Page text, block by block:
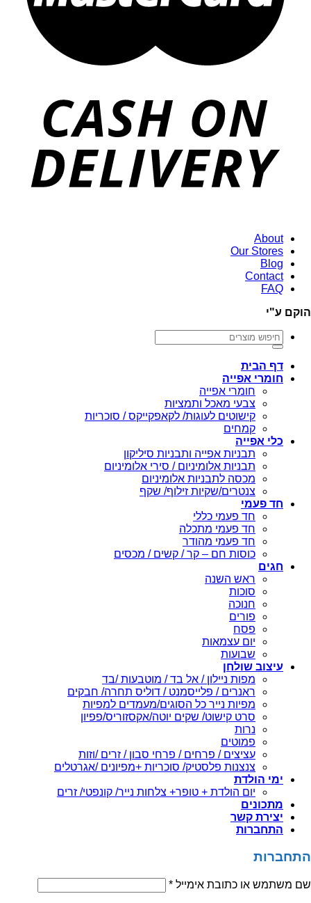
About
Our Stores
Blog
Contact
FAQ
הוקם ע"י
חיפוש
עבור:
דף הבית
חומרי אפייה
חומרי אפייה
צבעי מאכל ותמציות
קישוטים לעוגות/ לקאפקייקס / סוכריות
קמחים
כלי אפייה
תבניות אפייה ותבניות סיליקון
תבניות אלומיניום / סירי אלומיניום
מכסה לתבניות אלומיניום
צנטרים/שקיות זילוף/ שקף
חד פעמי
חד פעמי כללי
חד פעמי מתכלה
חד פעמי מהודר
כוסות חם – קר / קשים / מכסים
חגים
ראש השנה
סוכות
חנוכה
פורים
פסח
יום עצמאות
שבועות
עיצוב שולחן
מפות ניילון / אל בד / מוטבעות /בד
ראנרים / פלייסמנט / דוליס תחרה/ חבקים
מפיות נייר כל הסוגים/מעמדים למפיות
סרט קישוט/ שקים יוטה/אקסזוריס/פפיון
נרות
פמוטים
עציצים / פרחים / פרחי סבון / זרים /וזות
צנצנות פלסטיק/ סוכריות +מפיונים /אגרטלים
ימי הולדת
יום הולדת + טופר+ צלחות נייר/ קונפטי/ זרים
מתכונים
יצירת קשר
התחברות
התחברות
שם משתמש או כתובת אימייל *